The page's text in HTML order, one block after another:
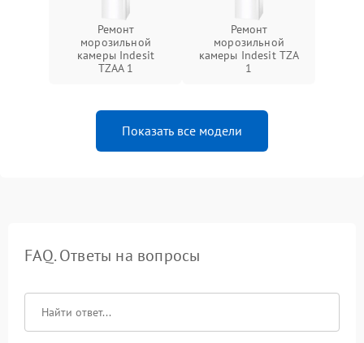
Ремонт
морозильной
камеры Indesit
TZAA 1
Ремонт
морозильной
камеры Indesit TZA
1
Показать все модели
FAQ. Ответы на вопросы